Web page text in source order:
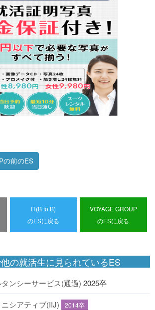
の前のES
IT(B to B)
のESに戻る
VOYAGE GROUP
のESに戻る
の就活生に見られているES
ンシーサービス(通過) 2025卒
シアティブ(IIJ) 2014卒